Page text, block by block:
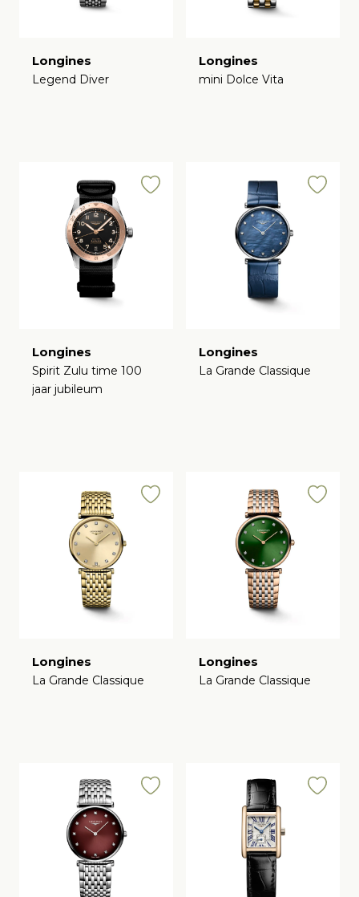
Longines
Legend Diver
Longines
mini Dolce Vita
Longines
Spirit Zulu time 100
jaar jubileum
Longines
La Grande Classique
Longines
La Grande Classique
Longines
La Grande Classique